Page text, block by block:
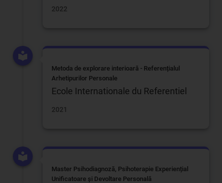
2022
Metoda de explorare interioară - Referențialul
Arhetipurilor Personale
Ecole Internationale du Referentiel
2021
Master Psihodiagnoză, Psihoterapie Experiențial
Unificatoare și Devoltare Personală